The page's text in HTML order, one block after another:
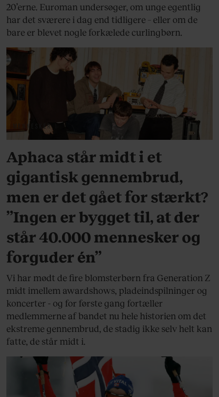
20’erne. Euroman undersøger, om unge egentlig
har det sværere i dag end tidligere – eller om de
bare er blevet nogle forkælede curlingbørn.
MENNESKER
Aphaca står midt i et
gigantisk gennembrud,
men er det gået for stærkt?
”Ingen er bygget til, at der
står 40.000 mennesker og
forguder én”
Vi har mødt de fire blomsterbørn fra Generation Z
midt imellem awardshows, pladeindspilninger og
koncerter - og for første gang fortæller
medlemmerne af bandet nu hele historien om det
ekstreme gennembrud, de stadig ikke selv helt kan
fatte, de står midt i.